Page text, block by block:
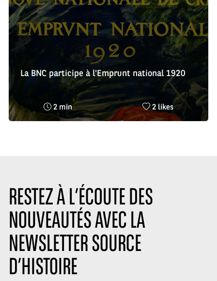
La BNC participe à l'Emprunt national 1920
Temps
de
2 min
Nombre
de
2 likes
RESTEZ À L’ÉCOUTE DES
NOUVEAUTÉS AVEC LA
NEWSLETTER SOURCE
D’HISTOIRE